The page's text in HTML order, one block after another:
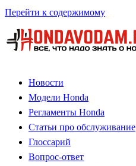
Перейти к содержимому
Новости
Модели Honda
Регламенты Honda
Статьи про обслуживание
Глоссарий
Вопрос-ответ